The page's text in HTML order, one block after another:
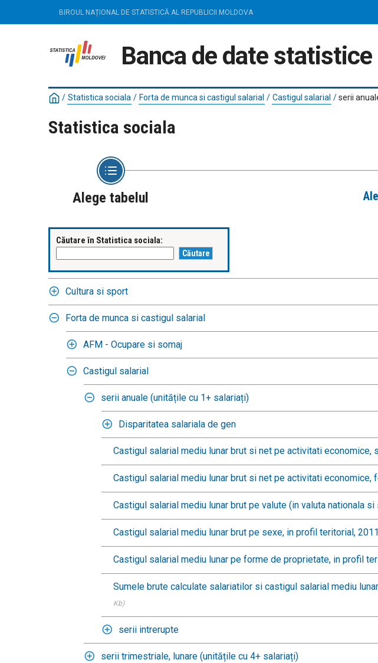
BIROUL NAȚIONAL DE STATISTICĂ AL REPUBLICII MOLDOVA
Banca de date statistice
/ Statistica sociala / Forta de munca si castigul salarial / Castigul salarial /serii
Statistica sociala
Alege tabelul
Căutare în Statistica sociala:
Cultura si sport
Forta de munca si castigul salarial
AFM - Ocupare si somaj
Castigul salarial
serii anuale (unitățile cu 1+ salariați)
Disparitatea salariala de gen
Castigul salarial mediu lunar brut si net pe activitati
Castigul salarial mediu lunar brut si net pe activitati
Castigul salarial mediu lunar brut pe valute (in valuta nationala
Castigul salarial mediu lunar brut pe sexe, in profil teritorial,
Castigul salarial mediu lunar pe forme de proprietate, in profil
Sumele brute calculate salariatilor si castigul salarial mediu
Kb)
serii intrerupte
serii trimestriale, lunare (unitățile cu 4+ salariați)